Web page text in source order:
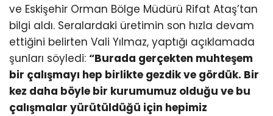
ve Eskişehir Orman Bölge Müdürü Rifat Ataş’tan
bilgi aldı. Seralardaki üretimin son hızla devam
ettiğini belirten Vali Yılmaz, yaptığı açıklamada
şunları söyledi: “Burada gerçekten muhteşem
bir çalışmayı hep birlikte gezdik ve gördük. Bir
kez daha böyle bir kurumumuz olduğu ve bu
çalışmalar yürütüldüğü için hepimiz